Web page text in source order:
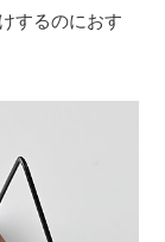
するのにおす